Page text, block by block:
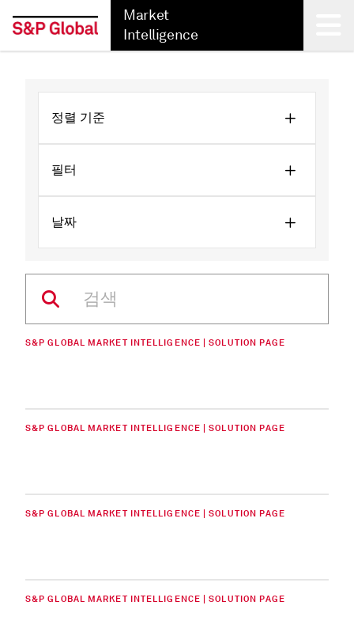
Market
Intelligence
정렬 기준
필터
날짜
S&P GLOBAL MARKET INTELLIGENCE | SOLUTION PAGE
S&P GLOBAL MARKET INTELLIGENCE | SOLUTION PAGE
S&P GLOBAL MARKET INTELLIGENCE | SOLUTION PAGE
S&P GLOBAL MARKET INTELLIGENCE | SOLUTION PAGE